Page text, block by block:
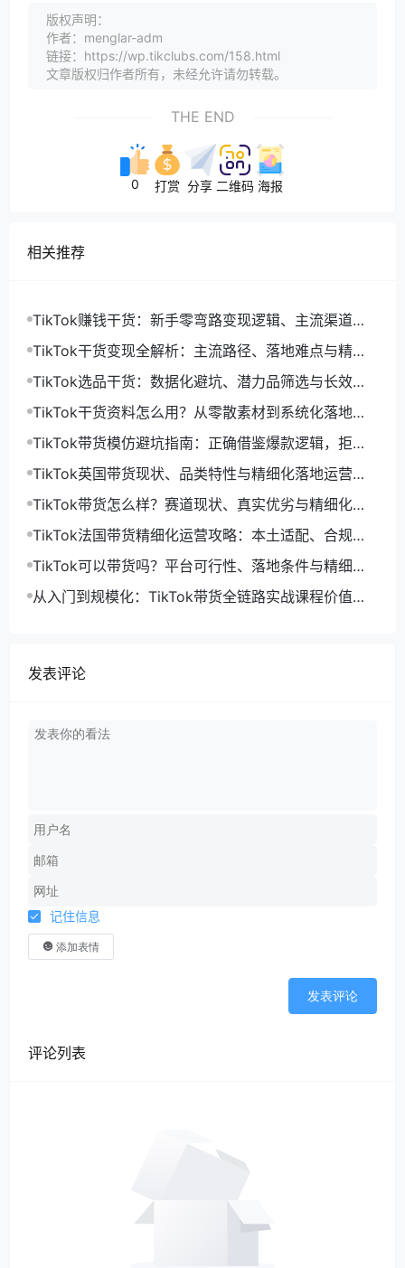
版权声明：
作者：menglar-adm
链接：https://wp.tikclubs.com/158.html
文章版权归作者所有，未经允许请勿转载。
THE END
0 打赏 分享 二维码 海报
相关推荐
TikTok赚钱干货：新手零弯路变现逻辑、主流渠道与
精细化落地打法
TikTok干货变现全解析：主流路径、落地难点与精细
化增收打法
TikTok选品干货：数据化避坑、潜力品筛选与长效盈
利选品体系
TikTok干货资料怎么用？从零散素材到系统化落地运
营指南
TikTok带货模仿避坑指南：正确借鉴爆款逻辑，拒绝
低效搬运限流
TikTok英国带货现状、品类特性与精细化落地运营指
南
TikTok带货怎么样？赛道现状、真实优劣与精细化运
营落地解析
TikTok法国带货精细化运营攻略：本土适配、合规落
地与长效起量打法
TikTok可以带货吗？平台可行性、落地条件与精细化
运营解法
从入门到规模化：TikTok带货全链路实战课程价值与
发表评论
记住信息
添加表情
发表评论
评论列表